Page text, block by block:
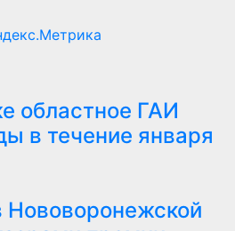
областное ГАИ
в течение января
Нововоронежской